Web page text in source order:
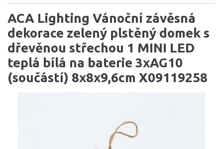
ACA Lighting Vánoční závěsná
dekorace zelený plstěný domek s
dřevěnou střechou 1 MINI LED
teplá bílá na baterie 3xAG10
(součástí) 8x8x9,6cm X09119258